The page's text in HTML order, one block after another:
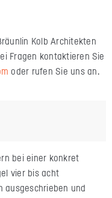
Kolb Architekten
Fragen kontaktieren Sie
oder rufen Sie uns an.
bei einer konkret
vier bis acht
ausgeschrieben und